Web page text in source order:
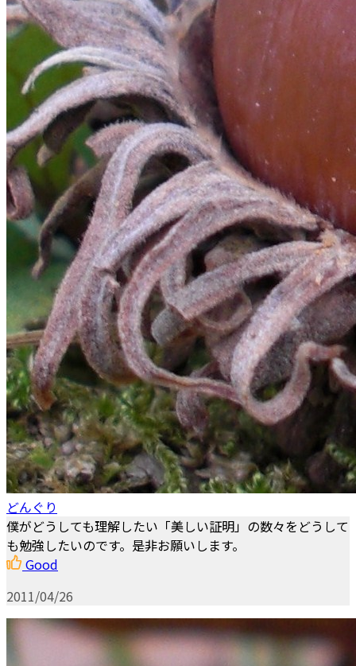
どんぐり
僕がどうしても理解したい「美しい証明」の数々をどうして
も勉強したいのです。是非お願いします。
Good
2011/04/26